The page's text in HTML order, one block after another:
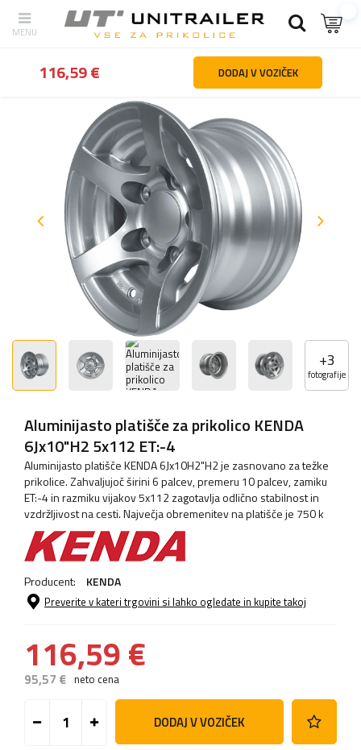
Nazaj domov Kolesa platišča pnevmatike Platišča za prikolice
+3
fotografije
Aluminijasto platišče za prikolico KENDA
6Jx10"H2 5x112 ET:-4
Aluminijasto platišče KENDA 6Jx10H2"H2 je zasnovano za težke
prikolice. Zahvaljujoč širini 6 palcev, premeru 10 palcev, zamiku
ET:-4 in razmiku vijakov 5x112 zagotavlja odlično stabilnost in
vzdržljivost na cesti. Največja obremenitev na platišče je 750 k
Producent: KENDA
Preverite v kateri trgovini si lahko ogledate in kupite takoj
116,59 €
95,57 € neto cena
DODAJ V VOZIČEK
116,59 € DODAJ V VOZIČEK